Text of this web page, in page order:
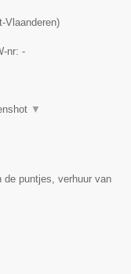
Vlaanderen)
nr: -
▼
puntjes, verhuur van